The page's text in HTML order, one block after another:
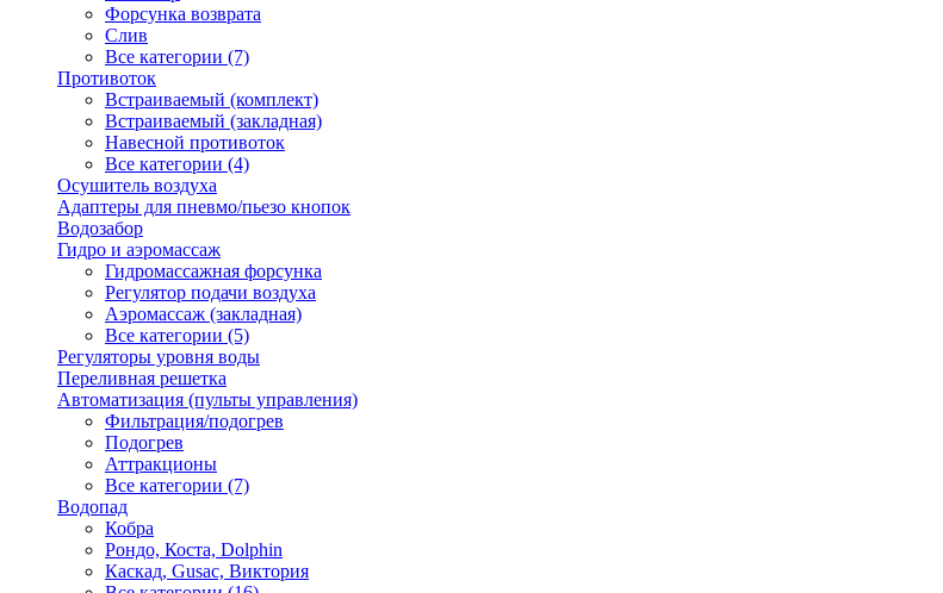
Форсунка возврата
Слив
Все категории (7)
Противоток
Встраиваемый (комплект)
Встраиваемый (закладная)
Навесной противоток
Все категории (4)
Осушитель воздуха
Адаптеры для пневмо/пьезо кнопок
Водозабор
Гидро и аэромассаж
Гидромассажная форсунка
Регулятор подачи воздуха
Аэромассаж (закладная)
Все категории (5)
Регуляторы уровня воды
Переливная решетка
Автоматизация (пульты управления)
Фильтрация/подогрев
Подогрев
Аттракционы
Все категории (7)
Водопад
Кобра
Рондо, Коста, Dolphin
Каскад, Gusac, Виктория